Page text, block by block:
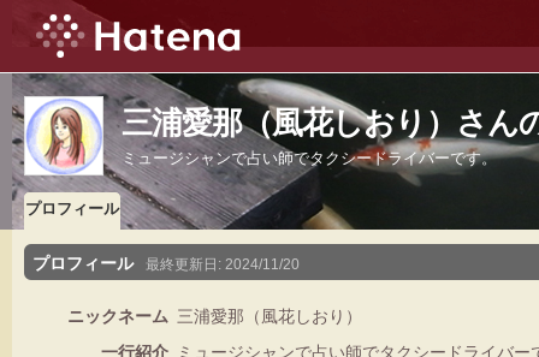
三浦愛那（風花しおり）さん
ミュージシャンで占い師でタクシードライバーです。
プロフィール
プロフィール 最終更新日: 2024/11/20
ニックネーム 三浦愛那（風花しおり）
一行紹介
ミュージシャンで占い師でタクシードライバー